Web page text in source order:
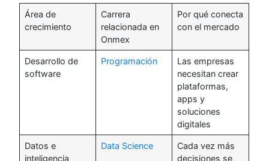
Área de
crecimiento
Carrera
relacionada en
Onmex
Por qué conecta
con el mercado
Desarrollo de
software
Programación
Las empresas
necesitan crear
plataformas,
apps y
soluciones
digitales
Datos e
inteligencia
Data Science
Cada vez más
decisiones se